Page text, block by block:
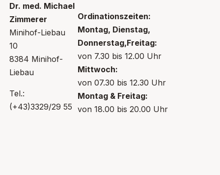
Dr. med. Michael
Zimmerer
Minihof-Liebau
10
8384 Minihof-
Liebau
Tel.:
(+43)3329/29 55
Ordinationszeiten:
Montag, Dienstag,
Donnerstag,Freitag:
von 7.30 bis 12.00 Uhr
Mittwoch:
von 07.30 bis 12.30 Uhr
Montag & Freitag:
von 18.00 bis 20.00 Uhr